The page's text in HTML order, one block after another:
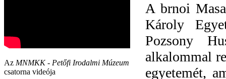
Az MNMKK - Petőfi Irodalmi Múzeum
csatorna videója
A brnoi
Károly
Pozsony
alkalommal
egyetemét,